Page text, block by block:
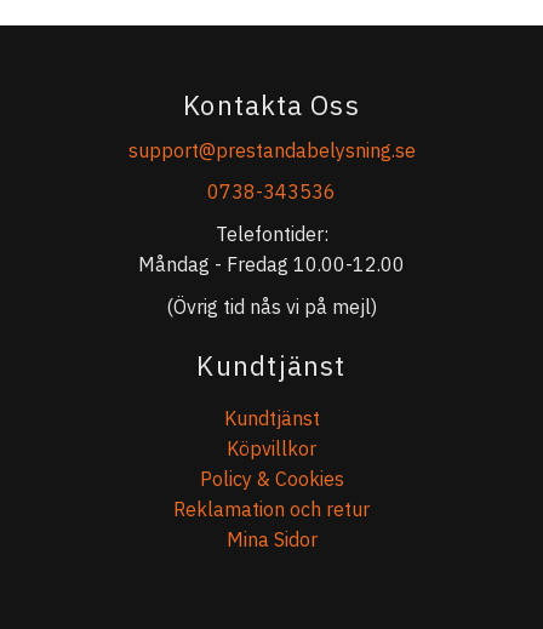
Kontakta Oss
support@prestandabelysning.se
0738-343536
Telefontider:
Måndag - Fredag 10.00-12.00
(Övrig tid nås vi på mejl)
Kundtjänst
Kundtjänst
Köpvillkor
Policy & Cookies
Reklamation och retur
Mina Sidor